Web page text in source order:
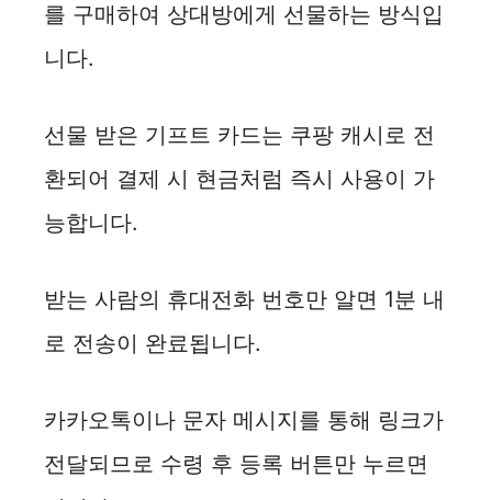
를 구매하여 상대방에게 선물하는 방식입
니다.
선물 받은 기프트 카드는 쿠팡 캐시로 전
환되어 결제 시 현금처럼 즉시 사용이 가
능합니다.
받는 사람의 휴대전화 번호만 알면 1분 내
로 전송이 완료됩니다.
카카오톡이나 문자 메시지를 통해 링크가
전달되므로 수령 후 등록 버튼만 누르면